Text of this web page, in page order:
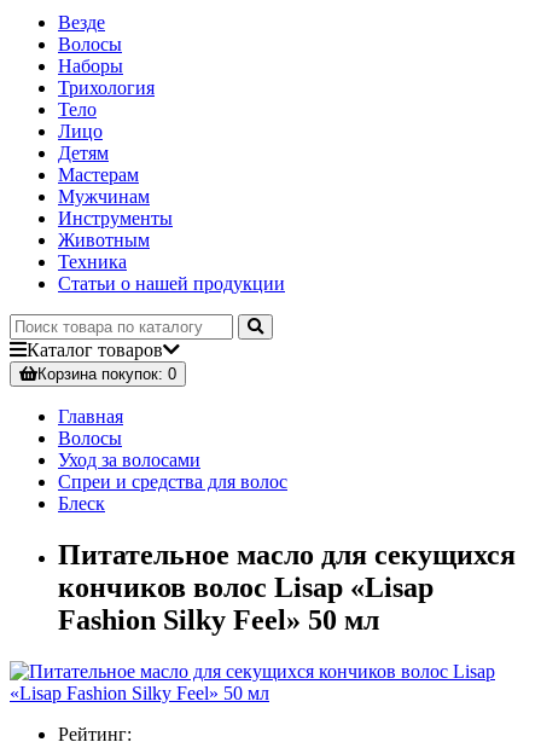
Везде
Волосы
Наборы
Трихология
Тело
Лицо
Детям
Мастерам
Мужчинам
Инструменты
Животным
Техника
Статьи о нашей продукции
Каталог товаров
Корзинапокупок: 0
Главная
Волосы
Уход за волосами
Спреи и средства для волос
Блеск
Питательное масло для секущихся
кончиков волос Lisap «Lisap
Fashion Silky Feel» 50 мл
Рейтинг: